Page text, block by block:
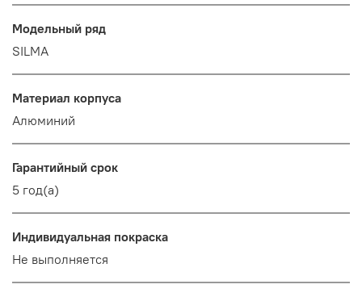
Модельный ряд
SILMA
Материал корпуса
Алюминий
Гарантийный срок
5 год(а)
Индивидуальная покраска
Не выполняется